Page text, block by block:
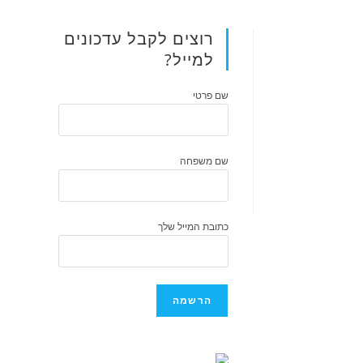
רוצים לקבל עדכונים
למייל?
שם פרטי
שם משפחה
כתובת המייל שלך